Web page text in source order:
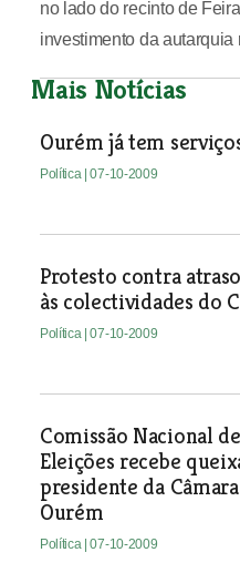
no lado do recinto de
investimento da autarquia
Mais Notícias
Ourém já tem
Política | 07-10-2009
Protesto contra
às colectividades do
Política | 07-10-2009
Comissão Nacional de
Eleições recebe
presidente da
Ourém
Política | 07-10-2009